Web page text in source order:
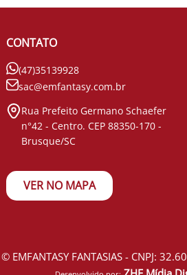
CONTATO
(47)35139928
sac@emfantasy.com.br
Rua Prefeito Germano Schaefer
n°42 - Centro. CEP 88350-170 -
Brusque/SC
VER NO MAPA
© EMFANTASY FANTASIAS - CNPJ: